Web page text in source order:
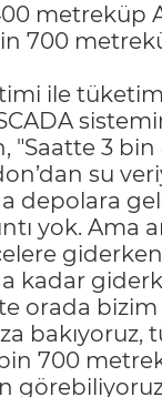
metreküp
700
ile
"Saatte 3 bin
su
depolara
yok. Ama
kadar
orada bizim
bakıyoruz,
700